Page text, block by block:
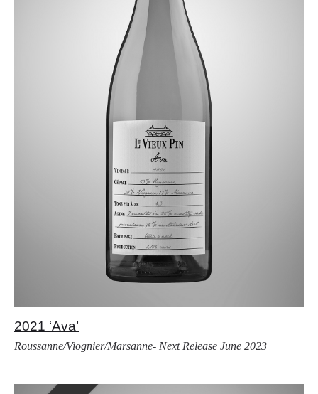
2021 ‘Ava’
Roussanne/Viognier/Marsanne- Next Release June 2023